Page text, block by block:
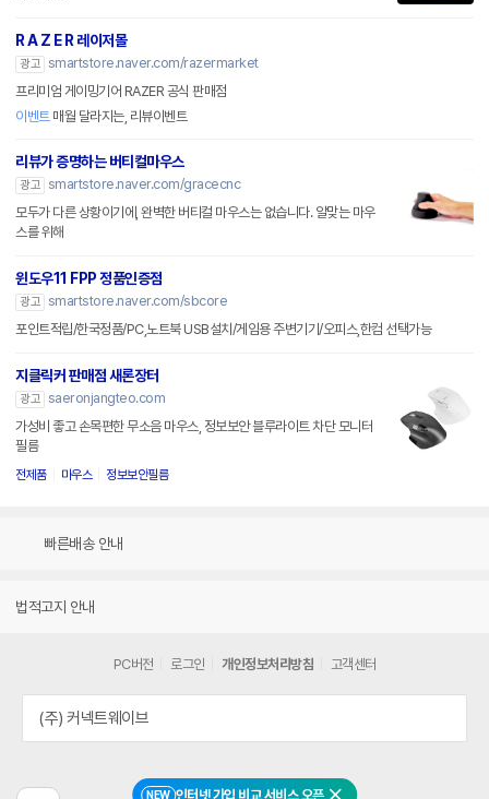
NEW 인터넷 가입 비교 서비스 오픈
R A Z E R 레이저몰
광고
smartstore.naver.com/razermarket
프리미엄 게이밍기어 RAZER 공식 판매점
이벤트 매월 달라지는, 리뷰이벤트
리뷰가 증명하는 버티컬마우스
광고
smartstore.naver.com/gracecnc
모두가 다른 상황이기에, 완벽한 버티컬 마우스는 없습니다. 알맞는 마우
스를 위해
윈도우11 FPP 정품인증점
광고
smartstore.naver.com/sbcore
포인트적립/한국정품/PC,노트북 USB설치/게임용 주변기기/오피스,한컴 선택가능
지클릭커 판매점 새론장터
광고
saeronjangteo.com
가성비 좋고 손목편한 무소음 마우스, 정보보안 블루라이트 차단 모니터
필름
전제품 마우스 정보보안필름
빠른배송 안내
법적고지 안내
PC버전 로그인 개인정보처리방침 고객센터
(주) 커넥트웨이브